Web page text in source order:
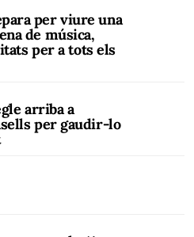
per viure una
de música,
per a tots els
arriba a
per gaudir-lo